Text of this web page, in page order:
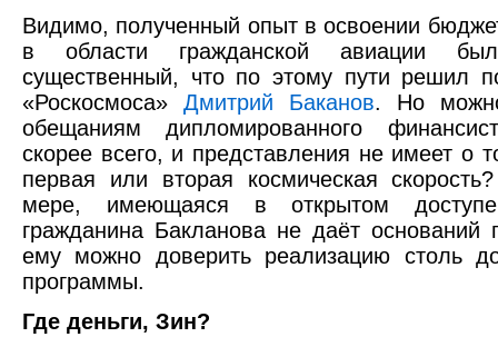
Видимо, полученный опыт в освоении
в области гражданской авиации был
существенный, что по этому пути решил
«Роскосмоса» Дмитрий Баканов. Но
обещаниям дипломированного
скорее всего, и представления не имеет о
первая или вторая космическая
мере, имеющаяся в открытом
гражданина Бакланова не даёт оснований
ему можно доверить реализацию столь
программы.
Где деньги, Зин?